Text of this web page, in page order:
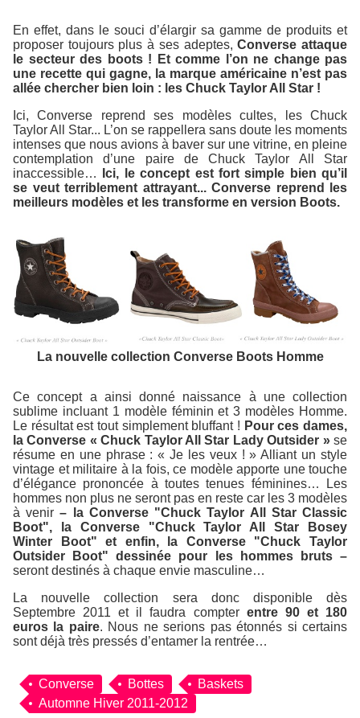
En effet, dans le souci d’élargir sa gamme de produits et
proposer toujours plus à ses adeptes,Converse attaque
le secteur des boots ! Et comme l’on ne change pas
une recette qui gagne, la marque américaine n’est pas
allée chercher bien loin : les Chuck Taylor All Star !
Ici, Converse reprend ses modèles cultes, les Chuck
Taylor All Star... L’on se rappellera sans doute les moments
intenses que nous avions à baver sur une vitrine, en pleine
contemplation d’une paire de Chuck Taylor All Star
inaccessible…
Ici, le concept est fort simple bien qu’il
se veut terriblement attrayant... Converse reprend les
meilleurs modèles et les transforme en version Boots.
La nouvelle collection Converse Boots Homme
Ce concept a ainsi donné naissance à une collection
sublime incluant 1 modèle féminin et 3 modèles Homme.
Le résultat est tout simplement bluffant ! Pour ces dames,
la Converse « Chuck Taylor All Star Lady Outsider »se
résume en une phrase : « Je les veux ! » Alliant un style
vintage et militaire à la fois, ce modèle apporte une touche
d’élégance prononcée à toutes tenues féminines… Les
hommes non plus ne seront pas en reste car les 3 modèles
à venir– la Converse "Chuck Taylor All Star Classic
Boot", la Converse "Chuck Taylor All Star Bosey
Winter Boot" et enfin, la Converse "Chuck Taylor
Outsider Boot" dessinée pour les hommes bruts –
seront destinés à chaque envie masculine…
La nouvelle collection sera donc disponible dès
Septembre 2011 et il faudra compter entre 90 et 180
euros la paire. Nous ne serions pas étonnés si certains
sont déjà très pressés d’entamer la rentrée…
Converse Bottes
Baskets
Automne Hiver 2011-2012